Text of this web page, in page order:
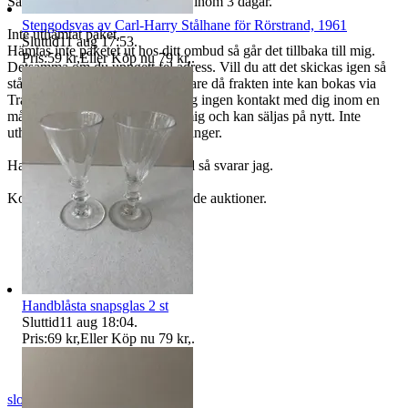
Inte uthämtat paket.
Hämtas inte paketet ut hos ditt ombud så går det tillbaka till mig.
Detsamma om du uppgett fel adress. Vill du att det skickas igen så
står du för ny frakt, som blir dyrare då frakten inte kan bokas via
Tradera till rabatterat pris. Får jag ingen kontakt med dig inom en
månad, tillfaller varan/varorna mig och kan säljas på nytt. Inte
uthämtat paket räknas inte som ånger.
Har du frågor, ställ dem före bud så svarar jag.
Kolla gärna mina andra spännande auktioner.
slopy
Stengodsvas av Carl-Harry Stålhane för Rörstrand, 1961
Sluttid11 aug 17:53.
Pris:59 kr,Eller Köp nu 79 kr,.
Handblåsta snapsglas 2 st
Sluttid11 aug 18:04.
Pris:69 kr,Eller Köp nu 79 kr,.